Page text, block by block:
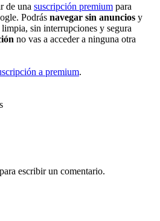
de una suscripción premium para
Podrás navegar sin anuncios y
sin interrupciones y segura
no vas a acceder a ninguna otra
a premium.
escribir un comentario.